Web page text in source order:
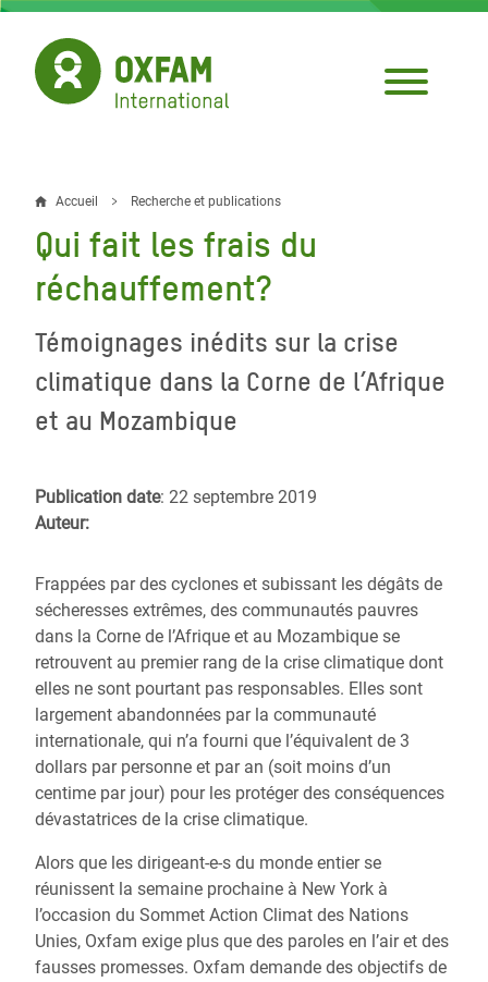
Aller
contenu
principal
Fil
d'Ariane
Accueil Recherche et publications
Qui fait les frais du
réchauffement?
Témoignages inédits sur la crise
climatique dans la Corne de l’Afrique
et au Mozambique
Publication date: 22 septembre 2019
Auteur:
Frappées par des cyclones et subissant les dégâts de
sécheresses extrêmes, des communautés pauvres
dans la Corne de l’Afrique et au Mozambique se
retrouvent au premier rang de la crise climatique dont
elles ne sont pourtant pas responsables. Elles sont
largement abandonnées par la communauté
internationale, qui n’a fourni que l’équivalent de 3
dollars par personne et par an (soit moins d’un
centime par jour) pour les protéger des conséquences
dévastatrices de la crise climatique.
Alors que les dirigeant-e-s du monde entier se
réunissent la semaine prochaine à New York à
l’occasion du Sommet Action Climat des Nations
Unies, Oxfam exige plus que des paroles en l’air et des
fausses promesses. Oxfam demande des objectifs de